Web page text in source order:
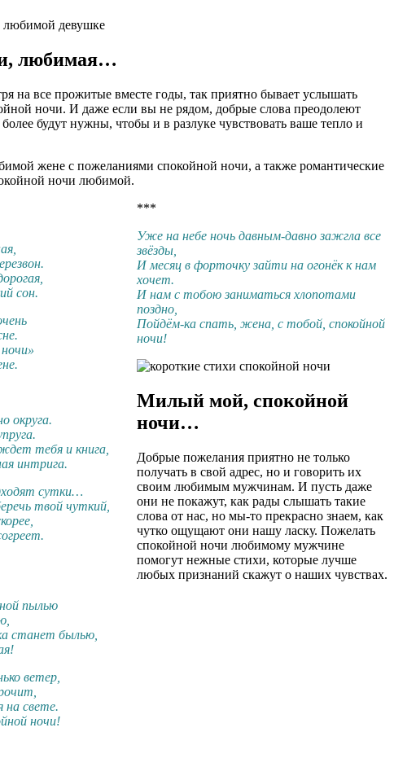
любимая…
на все прожитые вместе годы, так приятно бывает услышать
ночи. И даже если вы не рядом, добрые слова преодолеют
будут нужны, чтобы и в разлуке чувствовать ваше тепло и
жене с пожеланиями спокойной ночи, а также романтические
ночи любимой.
сон.
округа.
тебя и книга,
интрига.
сутки…
твой чуткий,
пылью
станет былью,
ветер,
свете.
ночи!
***
Уже на небе ночь давным-давно зажгла все
звёзды,
И месяц в форточку зайти на огонёк к нам
хочет.
И нам с тобою заниматься хлопотами
поздно,
Пойдём-ка спать, жена, с тобой, спокойной
ночи!
Милый мой, спокойной
ночи…
Добрые пожелания приятно не только
получать в свой адрес, но и говорить их
своим любимым мужчинам. И пусть даже
они не покажут, как рады слышать такие
слова от нас, но мы-то прекрасно знаем, как
чутко ощущают они нашу ласку. Пожелать
спокойной ночи любимому мужчине
помогут нежные стихи, которые лучше
любых признаний скажут о наших чувствах.